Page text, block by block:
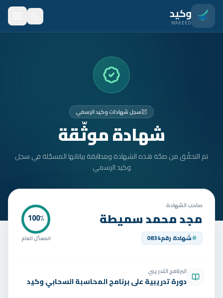
انتقل للمحتوى الرئيسي
وكيد
WAKEED
المتدربون
الأمان
تواصل
الوظائف
سجل شهادات وكيد الرسمي
شهادة موثّقة
تم التحقّق من صحّة هذه الشهادة ومطابقة بياناتها المسجّلة في سجل
وكيد الرسمي
صاحب الشهادة
مجد محمد سميطة
شهادة رقم0834
100٪
المعدّل العام
البرنامج التدريبي
دورة تدريبية على برنامج المحاسبة السحابي وكيد